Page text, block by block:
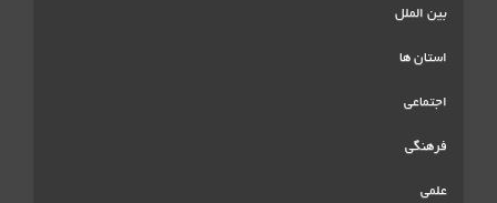
بین الملل
استان ها
اجتماعی
فرهنگی
علمی